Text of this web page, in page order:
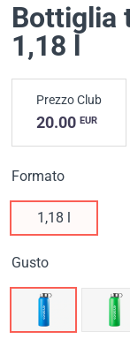
Bottiglia
1,18 l
Prezzo Club
20.00 EUR
Formato
1,18 l
Gusto